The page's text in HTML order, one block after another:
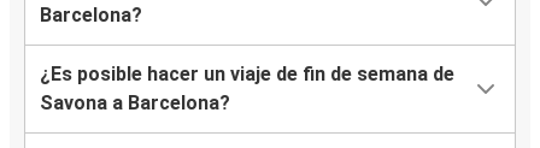
Barcelona?
¿Es posible hacer un viaje de fin de semana de
Savona a Barcelona?